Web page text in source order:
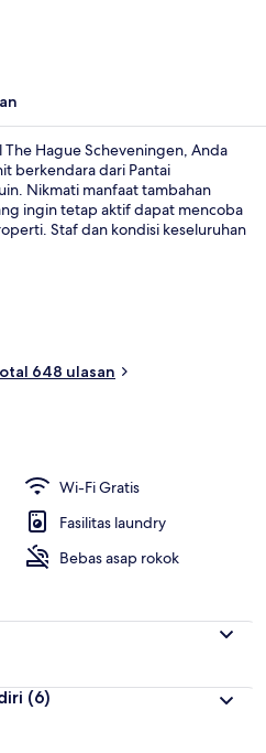
Hague Scheveningen, Anda
berkendara dari Pantai
Nikmati manfaat tambahan
ingin tetap aktif dapat mencoba
Staf dan kondisi keseluruhan
648 ulasan
Wi-Fi Gratis
Fasilitas laundry
Bebas asap rokok
(6)